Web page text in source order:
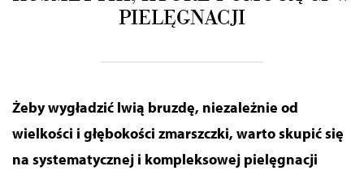
PIELĘGNACJI
Żeby wygładzić lwią bruzdę, niezależnie od
wielkości i głębokości zmarszczki, warto skupić się
na systematycznej i kompleksowej pielęgnacji